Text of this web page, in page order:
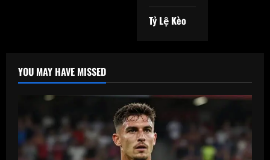
Tỷ Lệ Kèo
YOU MAY HAVE MISSED